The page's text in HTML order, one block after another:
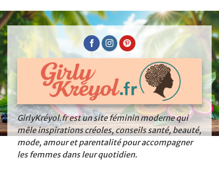
GirlyKréyol.fr est un site féminin moderne qui
mêle inspirations créoles, conseils santé, beauté,
mode, amour et parentalité pour accompagner
les femmes dans leur quotidien.